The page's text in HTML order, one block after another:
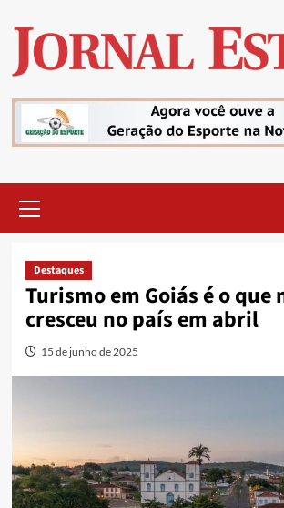
content
Menu
Destaques
Turismo em Goiás é o que
cresceu no país em abril
15 de junho de 2025